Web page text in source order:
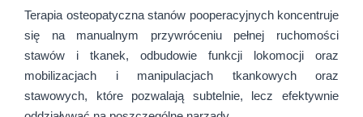
Terapia osteopatyczna stanów pooperacyjnych koncentruje
się na manualnym przywróceniu pełnej ruchomości
stawów i tkanek, odbudowie funkcji lokomocji oraz
mobilizacjach i manipulacjach tkankowych oraz
stawowych, które pozwalają subtelnie, lecz efektywnie